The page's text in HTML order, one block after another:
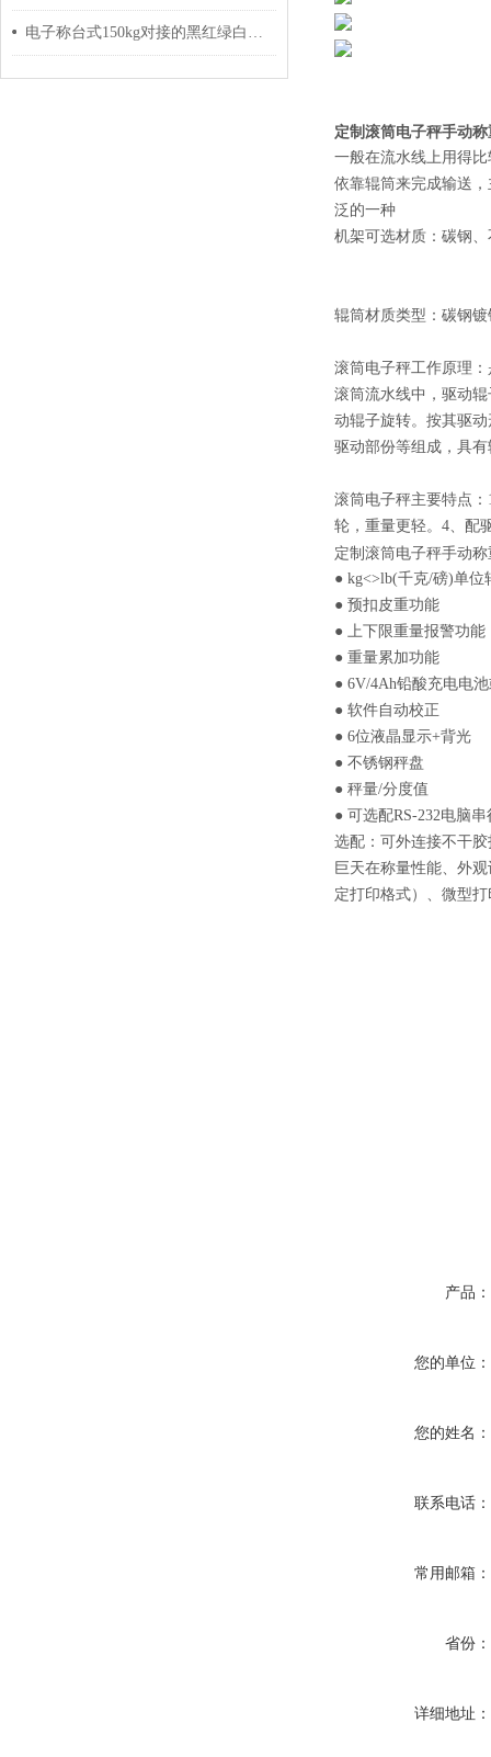
电子称台式150kg对接的黑红绿白怎样接
定制滚筒电子秤手动
一般在流水线上用得
依靠辊筒来完成输送
泛的一种
机架可选材质：碳钢
辊筒材质类型：碳钢
滚筒电子秤工作原理
滚筒流水线中，驱动
动辊子旋转。按其驱
驱动部份等组成，具
滚筒电子秤主要特点
轮，重量更轻。4、配
定制滚筒电子秤手动
● kg<>lb(千克/磅)单位
● 预扣皮重功能
● 上下限重量报警功能
● 重量累加功能
● 6V/4Ah铅酸充电电
● 软件自动校正
● 6位液晶显示+背光
● 不锈钢秤盘
● 秤量/分度值
● 可选配RS-232电脑
选配：可外连接不干
巨天在称量性能、外
定打印格式）、微型
产品：
您的单位：
您的姓名：
联系电话：
常用邮箱：
省份：
详细地址：